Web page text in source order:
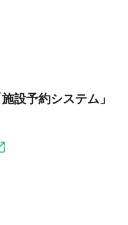
設予約システム」